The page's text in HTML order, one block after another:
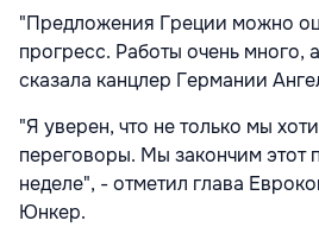
"Предложения Греции можно
прогресс. Работы очень много,
сказала канцлер Германии
"Я уверен, что не только мы
переговоры. Мы закончим этот
неделе", - отметил глава
Юнкер.